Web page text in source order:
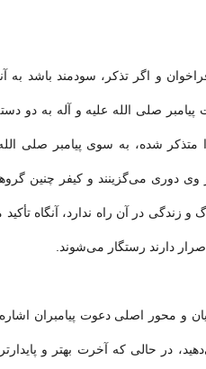
و اگر تذكر، سودمند باشد
پیامبر صلى الله علیه و آله به دو
شده، به سوى پیامبر صلى الله
وى دورى مى‌گزینند و كیفر چنین
زندگى در آن راه ندارد، آنگاه
دارند رستگار مى‌شوند.
و محور اصلى دعوت پیامبران
در حالى‌ كه آخرت بهتر و